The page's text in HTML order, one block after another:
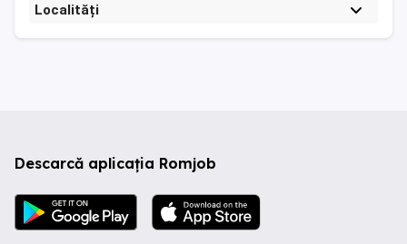
Localități
Descarcă aplicația Romjob